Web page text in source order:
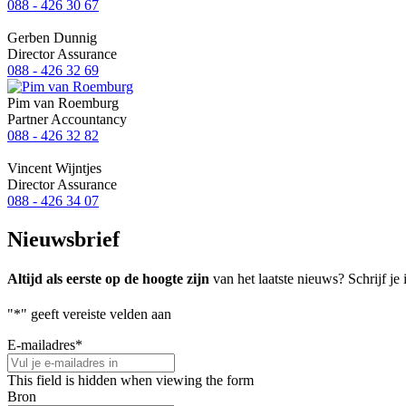
088 - 426 30 67
Gerben Dunnig
Director Assurance
088 - 426 32 69
Pim van Roemburg
Partner Accountancy
088 - 426 32 82
Vincent Wijntjes
Director Assurance
088 - 426 34 07
Nieuwsbrief
Altijd als eerste op de hoogte zijn van het laatste nieuws? Schrijf je
"*" geeft vereiste velden aan
E-mailadres*
This field is hidden when viewing the form
Bron